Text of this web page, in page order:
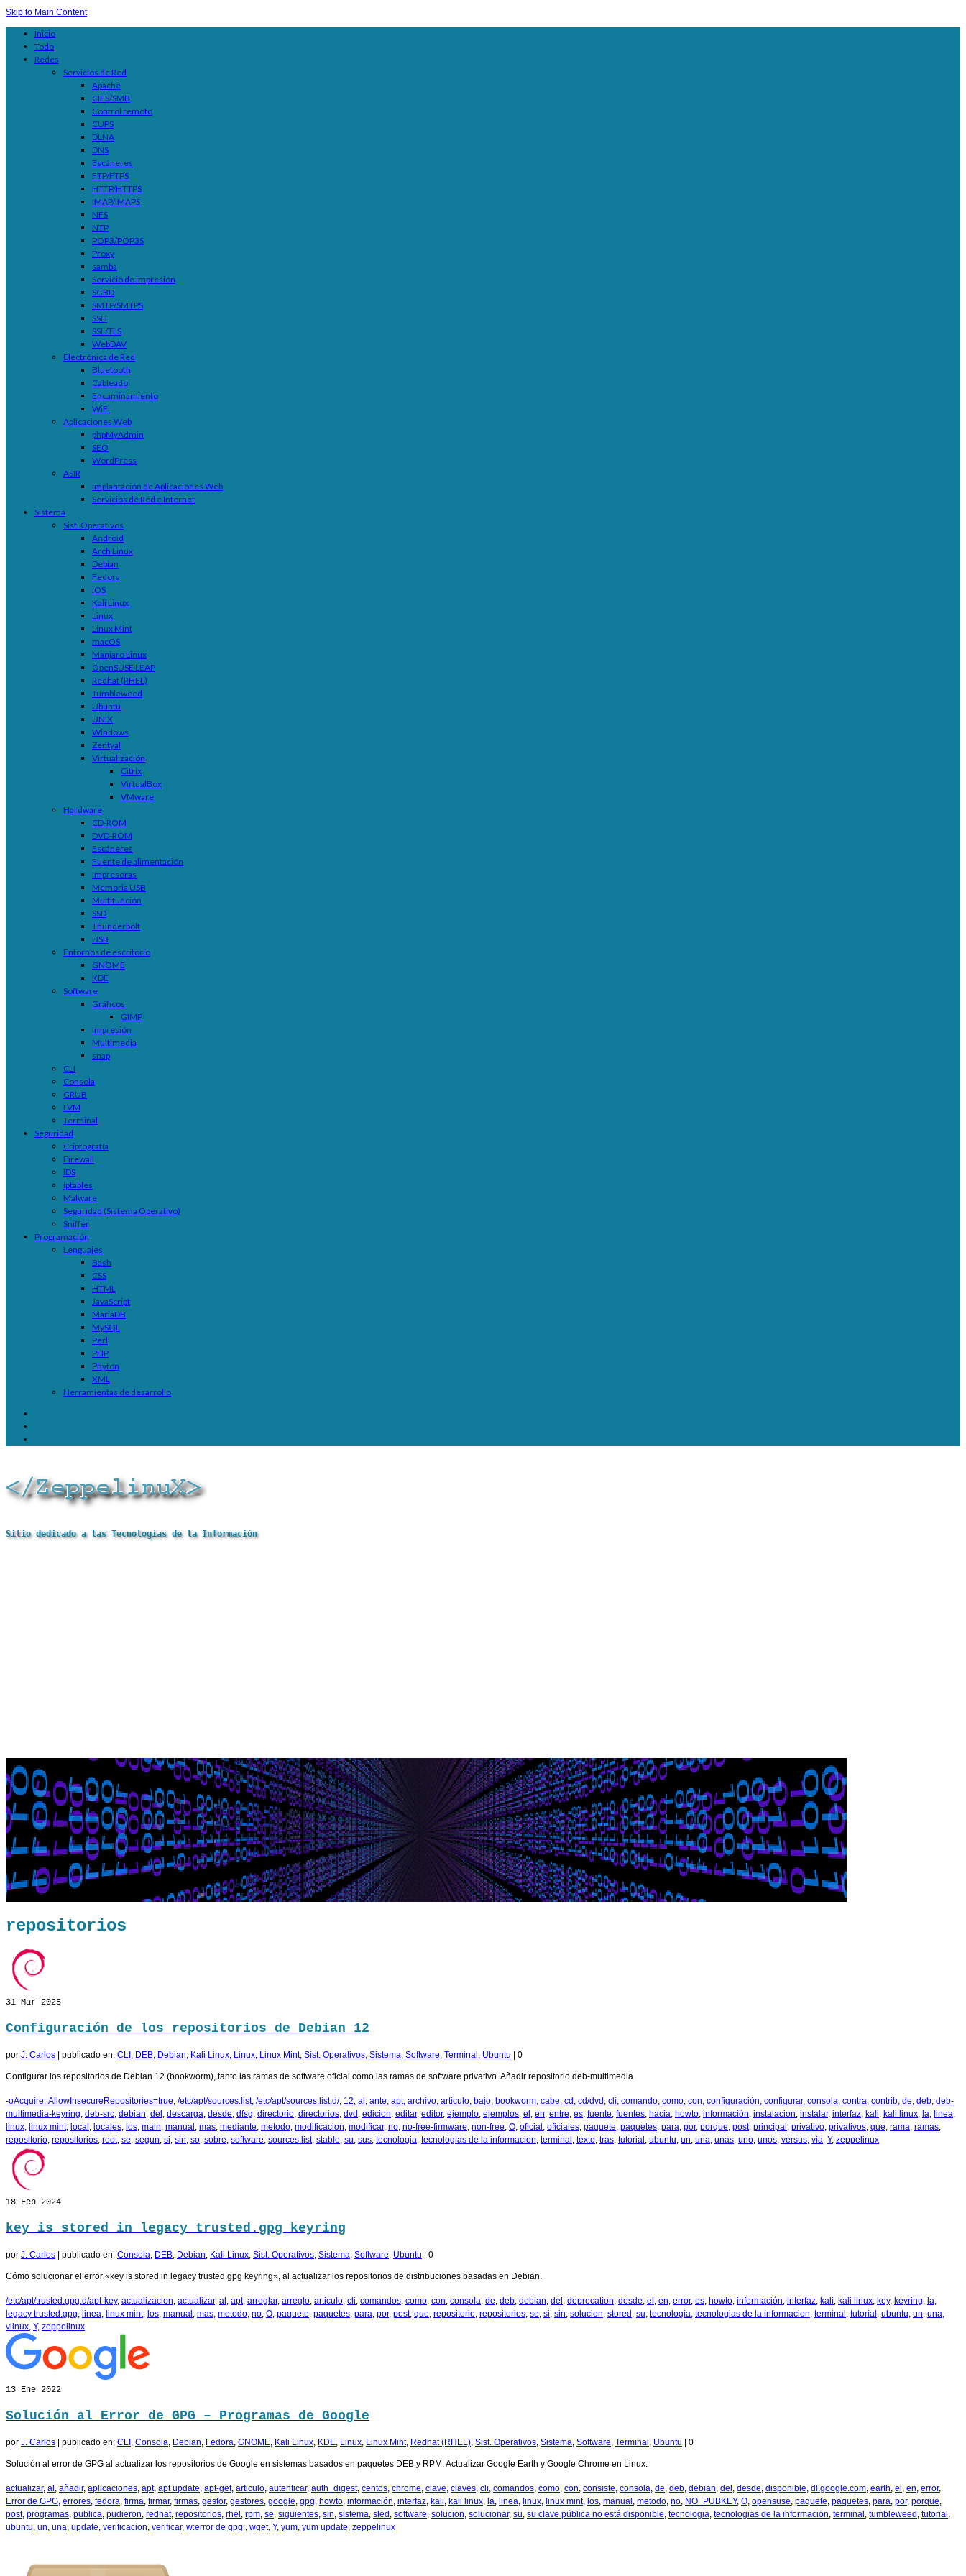
Skip to Main Content
Inicio
Todo
Redes
Servicios de Red
Apache
CIFS/SMB
Control remoto
CUPS
DLNA
DNS
Escáneres
FTP/FTPS
HTTP/HTTPS
IMAP/IMAPS
NFS
NTP
POP3/POP3S
Proxy
samba
Servicio de impresión
SGBD
SMTP/SMTPS
SSH
SSL/TLS
WebDAV
Electrónica de Red
Bluetooth
Cableado
Encaminamiento
WiFi
Aplicaciones Web
phpMyAdmin
SEO
WordPress
ASIR
Implantación de Aplicaciones Web
Servicios de Red e Internet
Sistema
Sist. Operativos
Android
Arch Linux
Debian
Fedora
iOS
Kali Linux
Linux
Linux Mint
macOS
Manjaro Linux
OpenSUSE LEAP
Redhat (RHEL)
Tumbleweed
Ubuntu
UNIX
Windows
Zentyal
Virtualización
Citrix
VirtualBox
VMware
Hardware
CD-ROM
DVD-ROM
Escáneres
Fuente de alimentación
Impresoras
Memoria USB
Multifunción
SSD
Thunderbolt
USB
Entornos de escritorio
GNOME
KDE
Software
Gráficos
GIMP
Impresión
Multimedia
snap
CLI
Consola
GRUB
LVM
Terminal
Seguridad
Criptografía
Firewall
IDS
iptables
Malware
Seguridad (Sistema Operativo)
Sniffer
Programación
Lenguajes
Bash
CSS
HTML
JavaScript
MariaDB
MySQL
Perl
PHP
Phyton
XML
Herramientas de desarrollo
Sitio dedicado a las Tecnologías de la Información
repositorios
31 Mar 2025
Configuración de los repositorios de Debian 12
por J. Carlos publicado en: CLI , DEB, Debian, Kali Linux, Linux, Linux Mint, Sist. Operativos, Sistema, Software, Terminal , Ubuntu 0
Configurar los repositorios de Debian 12 (bookworm), tanto las ramas de software oficial como las ramas de software privativo. Añadir repositorio deb-multimedia
-oAcquire::AllowInsecureRepositories=true, /etc/apt/sources.list, /etc/apt/sources.list.d/, 12, al , ante, apt, archivo, articulo, bajo, bookworm, cabe, cd , cd/dvd , cli, comando, como, con, configuración, configurar, consola, contra, contrib, de, deb, deb-
multimedia-keyring, deb-src, debian, del , descarga, desde, dfsg, directorio, directorios, dvd , edicion, editar, editor, ejemplo, ejemplos, el , en, entre, es, fuente, fuentes, hacia, howto, información, instalacion, instalar, interfaz, kali, kali linux, la, linea,
linux, linux mint, local , locales, los, main, manual , mas, mediante, metodo, modificacion, modificar, no, no-free-firmware, non-free, O, oficial , oficiales, paquete, paquetes, para, por, porque, post, principal , privativo, privativos, que, rama, ramas,
repositorio, repositorios, root, se, segun, si, sin, so, sobre, software, sources.list, stable, su, sus, tecnologia, tecnologias de la informacion, terminal , texto, tras, tutorial , ubuntu, un, una, unas, uno, unos, versus, via, Y, zeppelinux
18 Feb 2024
key is stored in legacy trusted.gpg keyring
por J. Carlos publicado en: Consola, DEB, Debian, Kali Linux, Sist. Operativos, Sistema, Software, Ubuntu 0
Cómo solucionar el error «key is stored in legacy trusted.gpg keyring», al actualizar los repositorios de distribuciones basadas en Debian.
/etc/apt/trusted.gpg.d/apt-key, actualizacion, actualizar, al , apt, arreglar, arreglo, articulo, cli, comandos, como, con, consola, de, deb, debian, del , deprecation, desde, el , en, error, es, howto, información, interfaz, kali, kali linux, key, keyring, la,
legacy trusted.gpg, linea, linux mint, los, manual , mas, metodo, no, O, paquete, paquetes, para, por, post, que, repositorio, repositorios, se, si, sin, solucion, stored , su, tecnologia, tecnologias de la informacion, terminal , tutorial , ubuntu, un, una,
vlinux, Y, zeppelinux
13 Ene 2022
Solución al Error de GPG – Programas de Google
por J. Carlos | publicado en: CLI Consola Debian Fedora GNOME Kali Linux KDE Linux Linux Mint, Redhat (RHEL) Sist. Operativos Sistema Software Terminal Ubuntu | 0
Solución al error de GPG al actualizar los repositorios de Google en sistemas basados en paquetes DEB y RPM. Actualizar Google Earth y Google Chrome en Linux.
actualizar, al añadir, aplicaciones apt, apt update apt-get, articulo autenticar, auth_digest, centos chrome clave claves cli comandos como con consiste consola de deb debian del desde disponible dl.google.com earth el en error,
Error de GPG errores fedora firma firmar, firmas gestor, gestores google gpg howto información interfaz kali kali linux la linea linux linux mint, los manual metodo no NO_PUBKEY, O opensuse paquete paquetes para por, porque
post, programas publica pudieron redhat, repositorios rhel rpm se siguientes sin sistema sled software solucion solucionar, su su clave pública no está disponible tecnologia tecnologias de la informacion terminal tumbleweed tutorial
ubuntu un una update verificacion verificar, w:error de gpg: wget, Y, yum yum update zeppelinux